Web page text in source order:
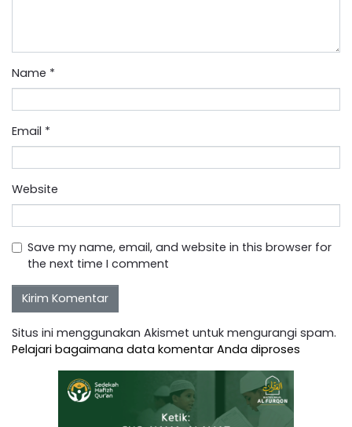
Name *
Email *
Website
Save my name, email, and website in this browser for
the next time I comment
Situs ini menggunakan Akismet untuk mengurangi spam.
Pelajari bagaimana data komentar Anda diproses